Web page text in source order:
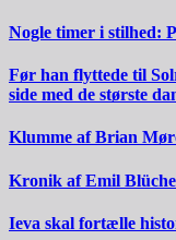
Nogle timer i stilhed:
Før han flyttede til
side med de største
Klumme af Brian
Kronik af Emil
Ieva skal fortælle